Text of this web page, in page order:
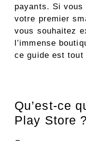
payants. Si vous
votre premier
vous souhaitez
l’immense
ce guide est
Qu’est-ce
Play Store ?